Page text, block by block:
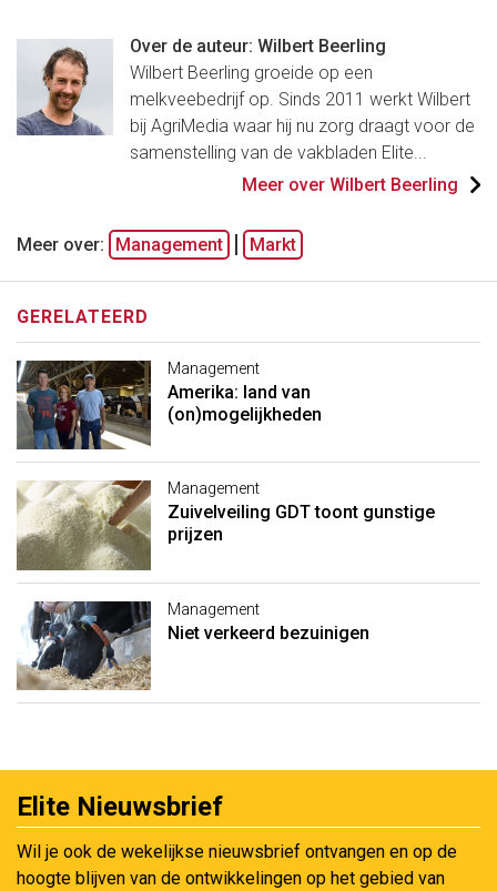
Over de auteur: Wilbert Beerling
Wilbert Beerling groeide op een
melkveebedrijf op. Sinds 2011 werkt Wilbert
bij AgriMedia waar hij nu zorg draagt voor de
samenstelling van de vakbladen Elite...
Meer over Wilbert Beerling
Meer over: Management Markt
GERELATEERD
Management
Amerika: land van
(on)mogelijkheden
Management
Zuivelveiling GDT toont gunstige
prijzen
Management
Niet verkeerd bezuinigen
Elite Nieuwsbrief
Wil je ook de wekelijkse nieuwsbrief ontvangen en op de
hoogte blijven van de ontwikkelingen op het gebied van